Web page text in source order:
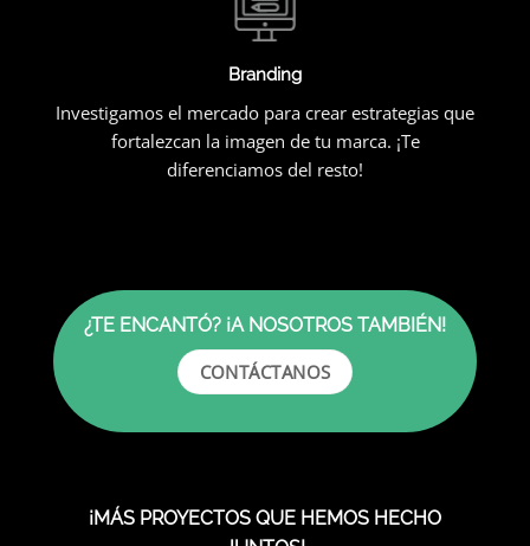
Branding
Investigamos el mercado para crear estrategias que
fortalezcan la imagen de tu marca. ¡Te
diferenciamos del resto!
¿TE ENCANTÓ? ¡A NOSOTROS TAMBIÉN!
CONTÁCTANOS
¡MÁS PROYECTOS QUE HEMOS HECHO